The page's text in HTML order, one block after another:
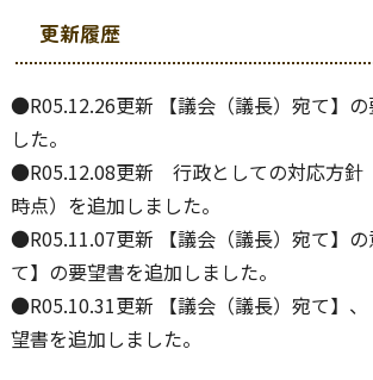
更新履歴
●R05.12.26更新 【議会（議長）宛て】
した。
●R05.12.08更新 行政としての対応方針
時点）を追加しました。
●R05.11.07更新 【議会（議長）宛て】
て】の要望書を追加しました。
●R05.10.31更新 【議会（議長）宛て】
望書を追加しました。